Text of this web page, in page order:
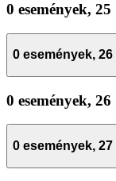
0 események, 25
0 események, 26
0 események, 26
0 események, 27